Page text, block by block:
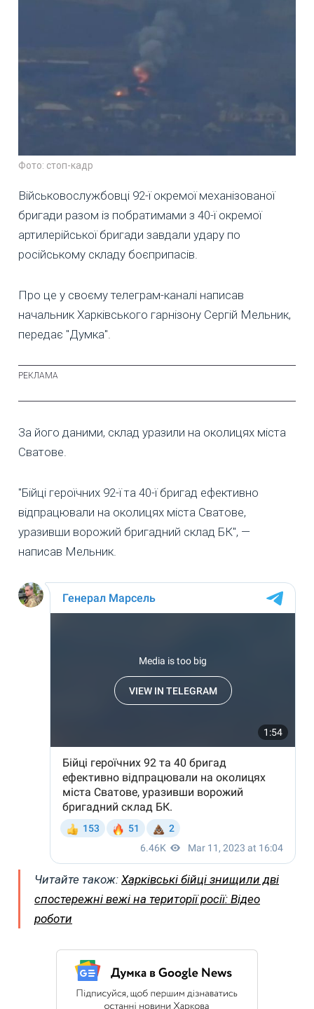
Фото: стоп-кадр
Військовослужбовці 92-ї окремої механізованої
бригади разом із побратимами з 40-ї окремої
артилерійської бригади завдали удару по
російському складу боєприпасів.
Про це у своєму телеграм-каналі написав
начальник Харківського гарнізону Сергій Мельник,
передає "Думка".
За його даними, склад уразили на околицях міста
Сватове.
"Бійці героїчних 92-ї та 40-ї бригад ефективно
відпрацювали на околицях міста Сватове,
уразивши ворожий бригадний склад БК", —
написав Мельник.
Читайте також: Харківські бійці знищили дві
спостережні вежі на території росії: Відео
роботи